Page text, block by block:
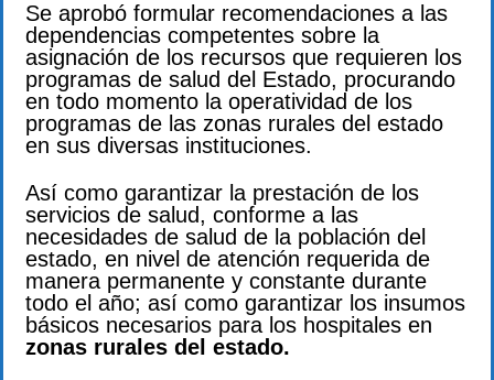
Se aprobó formular recomendaciones a las
dependencias competentes sobre la
asignación de los recursos que requieren los
programas de salud del Estado, procurando
en todo momento la operatividad de los
programas de las zonas rurales del estado
en sus diversas instituciones.
Así como garantizar la prestación de los
servicios de salud, conforme a las
necesidades de salud de la población del
estado, en nivel de atención requerida de
manera permanente y constante durante
todo el año; así como garantizar los insumos
básicos necesarios para los hospitales en
zonas rurales del estado.